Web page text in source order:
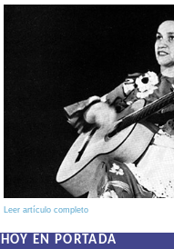
Leer artículo completo
HOY EN PORTADA